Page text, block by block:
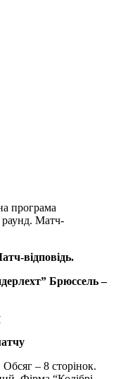
програма
Матч-
відповідь.
Брюссель –
– 8 сторінок.